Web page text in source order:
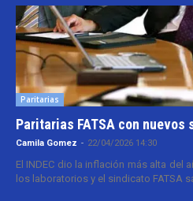
Paritarias
Paritarias FATSA con nuevos
Camila Gomez - 22/04/2026 14:30
El INDEC dio la inflación más alta del
los laboratorios y el sindicato FATSA